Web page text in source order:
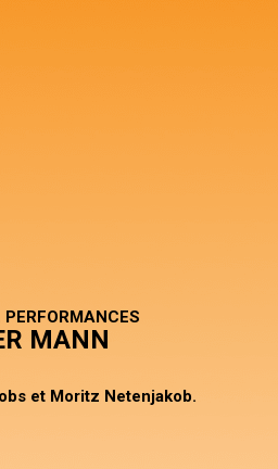
MANN
et Moritz Netenjakob.